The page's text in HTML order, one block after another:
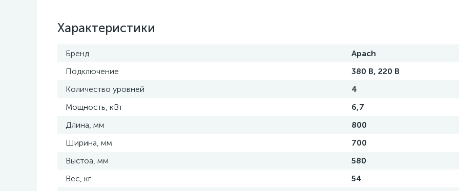
Характеристики
Бренд
Apach
Подключение
380 В, 220 В
Количество уровней
4
Мощность, кВт
6,7
Длина, мм
800
Ширина, мм
700
Выстоа, мм
580
Вес, кг
54